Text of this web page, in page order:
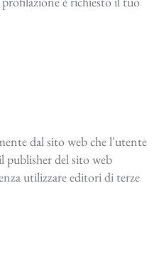
dal sito web che l'utente
publisher del sito web
utilizzare editori di terze